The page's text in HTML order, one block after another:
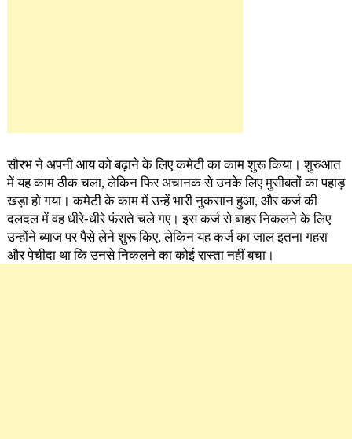
सौरभ ने अपनी आय को बढ़ाने के लिए कमेटी का काम शुरू किया। शुरुआत
में यह काम ठीक चला, लेकिन फिर अचानक से उनके लिए मुसीबतों का पहाड़
खड़ा हो गया। कमेटी के काम में उन्हें भारी नुकसान हुआ, और कर्ज की
दलदल में वह धीरे-धीरे फंसते चले गए। इस कर्ज से बाहर निकलने के लिए
उन्होंने ब्याज पर पैसे लेने शुरू किए, लेकिन यह कर्ज का जाल इतना गहरा
और पेचीदा था कि उनसे निकलने का कोई रास्ता नहीं बचा।